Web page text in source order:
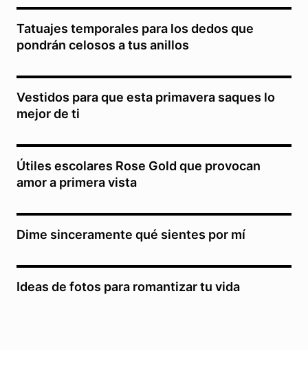
Tatuajes temporales para los dedos que
pondrán celosos a tus anillos
Vestidos para que esta primavera saques lo
mejor de ti
Útiles escolares Rose Gold que provocan
amor a primera vista
Dime sinceramente qué sientes por mí
Ideas de fotos para romantizar tu vida